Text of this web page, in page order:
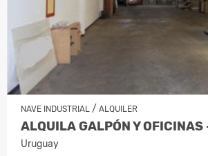
NAVE INDUSTRIAL / ALQUILER
ALQUILA GALPÓN Y OFICINAS
Uruguay